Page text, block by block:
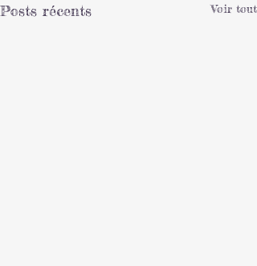
Posts récents Voir tout